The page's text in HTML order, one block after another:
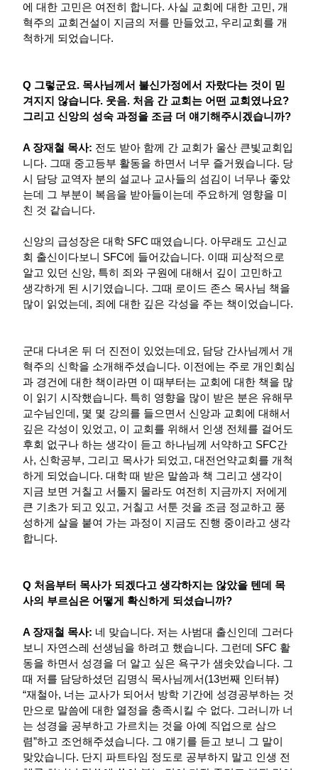
에 대한 고민은 여전히 합니다. 사실 교회에 대한 고민, 개
혁주의 교회건설이 지금의 저를 만들었고, 우리교회를 개
척하게 되었습니다.
Q 그렇군요. 목사님께서 불신가정에서 자랐다는 것이 믿
겨지지 않습니다. 웃음. 처음 간 교회는 어떤 교회였나요?
그리고 신앙의 성숙 과정을 조금 더 얘기해주시겠습니까?
A 장재철 목사: 전도 받아 함께 간 교회가 울산 큰빛교회입
니다. 그때 중고등부 활동을 하면서 너무 즐거웠습니다. 당
시 담당 교역자 분의 설교나 교사들의 섬김이 너무나 좋았
는데 그 부분이 복음을 받아들이는데 주요하게 영향을 미
친 것 같습니다.
신앙의 급성장은 대학 SFC 때였습니다. 아무래도 고신교
회 출신이다보니 SFC에 들어갔습니다. 이때 피상적으로
알고 있던 신앙, 특히 죄와 구원에 대해서 깊이 고민하고
생각하게 된 시기였습니다. 그때 로이드 존스 목사님 책을
많이 읽었는데, 죄에 대한 깊은 각성을 주는 책이었습니다.
군대 다녀온 뒤 더 진전이 있었는데요, 담당 간사님께서 개
혁주의 신학을 소개해주셨습니다. 이전에는 주로 개인회심
과 경건에 대한 책이라면 이 때부터는 교회에 대한 책을 많
이 읽기 시작했습니다. 특히 영향을 많이 받은 분은 유해무
교수님인데, 몇 몇 강의를 들으면서 신앙과 교회에 대해서
깊은 각성이 있었고, 이 교회를 위해서 인생 전체를 걸어도
후회 없구나 하는 생각이 듣고 하나님께 서약하고 SFC간
사, 신학공부, 그리고 목사가 되었고, 대전언약교회를 개척
하게 되었습니다. 대학 때 받은 말씀과 책 그리고 생각이
지금 보면 거칠고 서툴지 몰라도 여전히 지금까지 저에게
큰 기초가 되고 있고, 거칠고 서툰 것을 조금 정교하고 풍
성하게 살을 붙여 가는 과정이 지금도 진행 중이라고 생각
합니다.
Q 처음부터 목사가 되겠다고 생각하지는 않았을 텐데 목
사의 부르심은 어떻게 확신하게 되셨습니까?
A 장재철 목사: 네 맞습니다. 저는 사범대 출신인데 그러다
보니 자연스레 선생님을 하려고 했습니다. 그런데 SFC 활
동을 하면서 성경을 더 알고 싶은 욕구가 샘솟았습니다. 그
때 저를 담당하셨던 김명식 목사님께서(13번째 인터뷰)
“재철아, 너는 교사가 되어서 방학 기간에 성경공부하는 것
만으로 말씀에 대한 열정을 충족시킬 수 없다. 그러니까 너
는 성경을 공부하고 가르치는 것을 아예 직업으로 삼으
렴”하고 조언해주셨습니다. 그 얘기를 듣고 보니 그 말이
맞았습니다. 단지 파트타임 정도로 공부하지 말고 인생 전